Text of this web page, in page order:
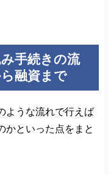
手続きの流
融資まで
ような流れで行えば
かといった点をまと